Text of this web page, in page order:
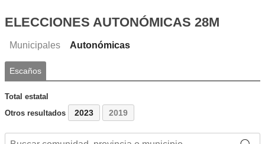
ELECCIONES AUTONÓMICAS 28M
Municipales Autonómicas
Escaños
Total estatal
Otros resultados
2023 2019